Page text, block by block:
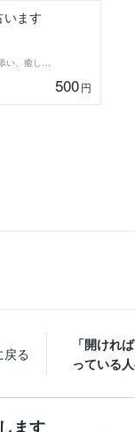
います
澪希❄Reiki❄寄り添い、癒します
500円
戻る
「開けれ
っている
ます